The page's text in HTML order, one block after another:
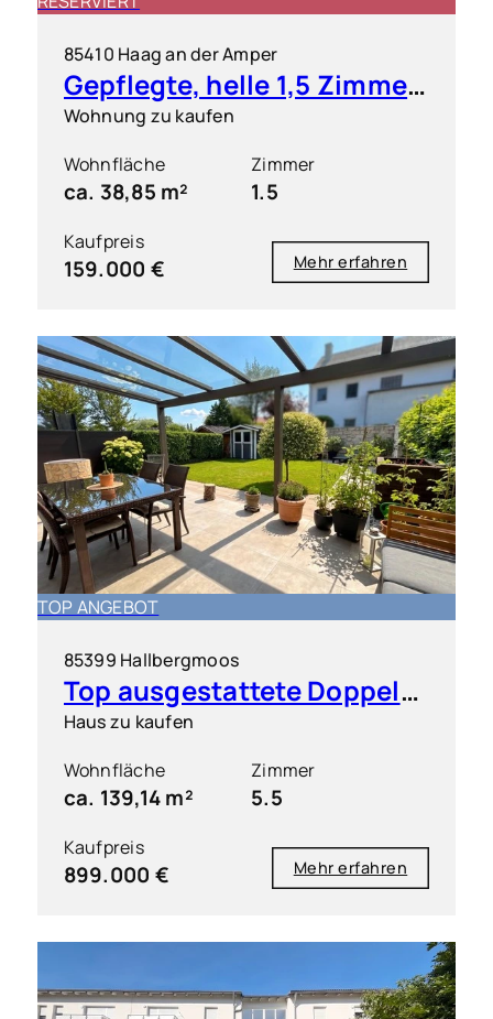
85410 Haag an der Amper
Gepflegte, helle 1,5 Zimmer-Wohnung mit S/O-Balkon
Wohnung zu kaufen
Wohnfläche
ca. 38,85 m²
Zimmer
1.5
Kaufpreis
159.000 € Mehr erfahren
TOP ANGEBOT
85399 Hallbergmoos
Top ausgestattete Doppelhaushälfte in sehr guter Lage
Haus zu kaufen
Wohnfläche
ca. 139,14 m²
Zimmer
5.5
Kaufpreis
899.000 € Mehr erfahren